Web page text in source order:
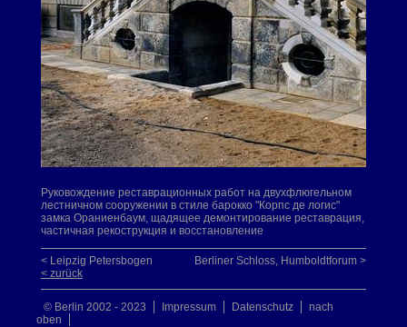
Руковождение реставрационных работ на двухфлюгельном
лестничном сооружении в стиле барокко "Корпс де логис"
замка Ораниенбаум, щадящее демонтирование реставрация,
частичная рекострукция и восстановление
Berliner Schloss, Humboldtforum >
< Leipzig Petersbogen
< zurück
© Berlin 2002 - 2023 Impressum Datenschutz
nach
oben